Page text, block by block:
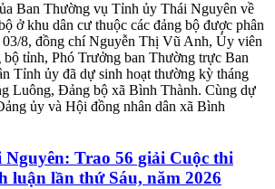
Ban Thường vụ Tỉnh ủy Thái Nguyên về
ở khu dân cư thuộc các đảng bộ được phân
03/8, đồng chí Nguyễn Thị Vũ Anh, Ủy viên
tỉnh, Phó Trưởng ban Thường trực Ban
Tỉnh ủy đã dự sinh hoạt thường kỳ tháng
Luông, Đảng bộ xã Bình Thành. Cùng dự
ủy và Hội đồng nhân dân xã Bình
Nguyên: Trao 56 giải Cuộc thi
luận lần thứ Sáu, năm 2026